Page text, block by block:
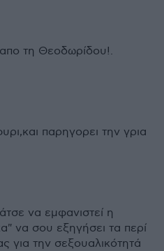
τη Θεοδωρίδου!.
παρηγορει την γρια
να εμφανιστεί η
να σου εξηγήσει τα περί
για την σεξουαλικότητά